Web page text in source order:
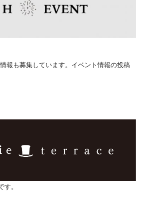
報も募集しています。イベント情報の投稿
。